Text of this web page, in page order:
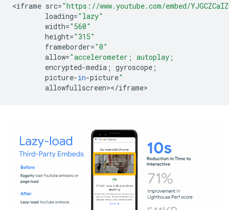
<iframe src="https://www.youtube.com/embed/
loading="lazy"
width="560"
height="315"
frameborder="0"
allow="accelerometer; autoplay;
encrypted-media ; gyroscope ;
picture-in-picture"
allowfullscreen></iframe